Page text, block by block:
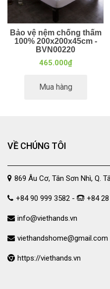
Bảo vệ nệm chống thấm
100% 200x200x45cm -
BVN00220
465.000₫
Mua hàng
VỀ CHÚNG TÔI
869 Âu Cơ, Tân Sơn Nhì, Q.
+84 90 999 3582 - +84
info@viethands.vn
viethandshome@gmail.com
https://viethands.vn